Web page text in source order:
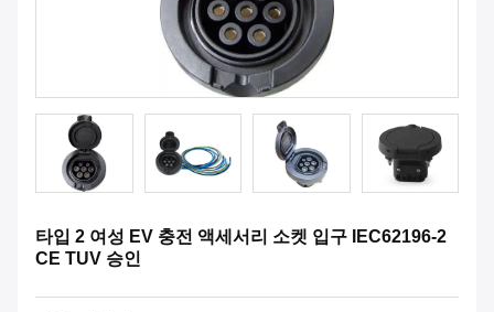
타입 2 여성 EV 충전 액세서리 소켓 입구 IEC62196-2
CE TUV 승인